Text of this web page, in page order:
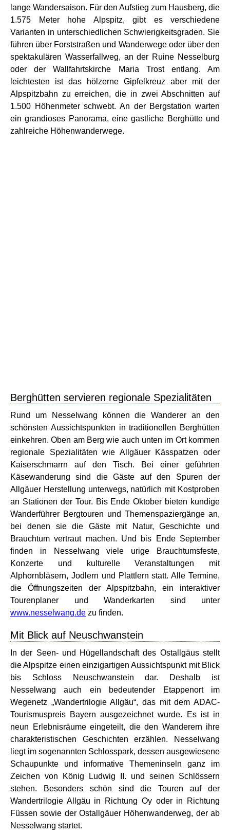
lange Wandersaison. Für den Aufstieg zum Hausberg, die
1.575 Meter hohe Alpspitz, gibt es verschiedene
Varianten in unterschiedlichen Schwierigkeitsgraden. Sie
führen über Forststraßen und Wanderwege oder über den
spektakulären Wasserfallweg, an der Ruine Nesselburg
oder der Wallfahrtskirche Maria Trost entlang. Am
leichtesten ist das hölzerne Gipfelkreuz aber mit der
Alpspitzbahn zu erreichen, die in zwei Abschnitten auf
1.500 Höhenmeter schwebt. An der Bergstation warten
ein grandioses Panorama, eine gastliche Berghütte und
zahlreiche Höhenwanderwege.
Berghütten servieren regionale Spezialitäten
Rund um Nesselwang können die Wanderer an den
schönsten Aussichtspunkten in traditionellen Berghütten
einkehren. Oben am Berg wie auch unten im Ort kommen
regionale Spezialitäten wie Allgäuer Kässpatzen oder
Kaiserschmarrn auf den Tisch. Bei einer geführten
Käsewanderung sind die Gäste auf den Spuren der
Allgäuer Herstellung unterwegs, natürlich mit Kostproben
an Stationen der Tour. Bis Ende Oktober bieten kundige
Wanderführer Bergtouren und Themenspaziergänge an,
bei denen sie die Gäste mit Natur, Geschichte und
Brauchtum vertraut machen. Und bis Ende September
finden in Nesselwang viele urige Brauchtumsfeste,
Konzerte und kulturelle Veranstaltungen mit
Alphornbläsern, Jodlern und Plattlern statt. Alle Termine,
die Öffnungszeiten der Alpspitzbahn, ein interaktiver
Tourenplaner und Wanderkarten sind unter
www.nesselwang.de zu finden.
Mit Blick auf Neuschwanstein
In der Seen- und Hügellandschaft des Ostallgäus stellt
die Alpspitze einen einzigartigen Aussichtspunkt mit Blick
bis Schloss Neuschwanstein dar. Deshalb ist
Nesselwang auch ein bedeutender Etappenort im
Wegenetz „Wandertrilogie Allgäu“, das mit dem ADAC-
Tourismuspreis Bayern ausgezeichnet wurde. Es ist in
neun Erlebnisräume eingeteilt, die den Wanderern ihre
charakteristischen Geschichten erzählen. Nesselwang
liegt im sogenannten Schlosspark, dessen ausgewiesene
Schaupunkte und informative Themeninseln ganz im
Zeichen von König Ludwig II. und seinen Schlössern
stehen. Besonders schön sind die Touren auf der
Wandertrilogie Allgäu in Richtung Oy oder in Richtung
Füssen sowie der Ostallgäuer Höhenwanderweg, der ab
Nesselwang startet.